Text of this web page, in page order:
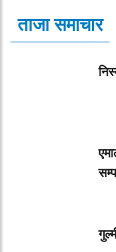
ताजा समाचार